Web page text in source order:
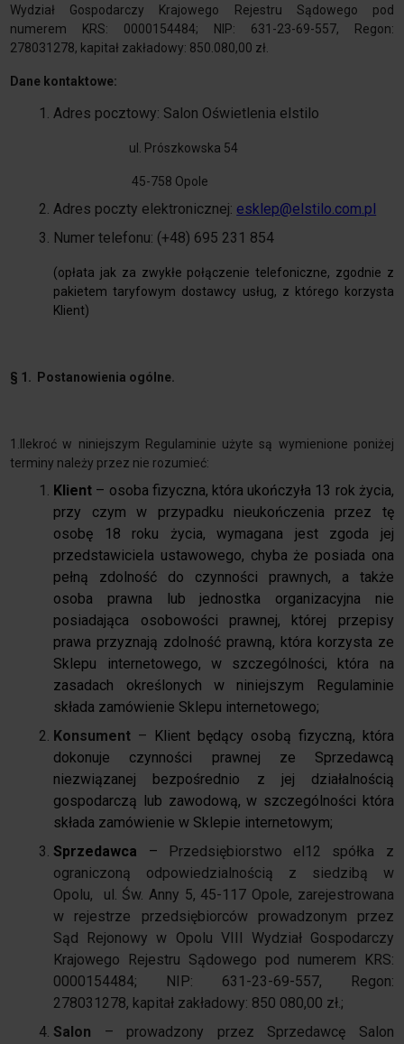
Wydział Gospodarczy Krajowego Rejestru Sądowego pod
numerem KRS: 0000154484; NIP: 631-23-69-557, Regon:
278031278, kapitał zakładowy: 850.080,00 zł.
Dane kontaktowe:
Adres pocztowy: Salon Oświetlenia elstilo
ul. Prószkowska 54
45-758 Opole
Adres poczty elektronicznej: esklep@elstilo.com.pl
Numer telefonu: (+48) 695 231 854
(opłata jak za zwykłe połączenie telefoniczne, zgodnie z
pakietem taryfowym dostawcy usług, z którego korzysta
Klient)
§ 1. Postanowienia ogólne.
1.Ilekroć w niniejszym Regulaminie użyte są wymienione poniżej
terminy należy przez nie rozumieć:
Klient – osoba fizyczna, która ukończyła 13 rok życia,
przy czym w przypadku nieukończenia przez tę
osobę 18 roku życia, wymagana jest zgoda jej
przedstawiciela ustawowego, chyba że posiada ona
pełną zdolność do czynności prawnych, a także
osoba prawna lub jednostka organizacyjna nie
posiadająca osobowości prawnej, której przepisy
prawa przyznają zdolność prawną, która korzysta ze
Sklepu internetowego, w szczególności, która na
zasadach określonych w niniejszym Regulaminie
składa zamówienie Sklepu internetowego;
Konsument –
Klient będący osobą fizyczną, która
dokonuje czynności prawnej ze Sprzedawcą
niezwiązanej bezpośrednio z jej działalnością
gospodarczą lub zawodową, w szczególności która
składa zamówienie w Sklepie internetowym;
Sprzedawca –
Przedsiębiorstwo el12 spółka z
ograniczoną odpowiedzialnością z siedzibą w
Opolu, ul. Św. Anny 5, 45-117 Opole, zarejestrowana
w rejestrze przedsiębiorców prowadzonym przez
Sąd Rejonowy w Opolu VIII Wydział Gospodarczy
Krajowego Rejestru Sądowego pod numerem KRS:
0000154484; NIP: 631-23-69-557, Regon:
278031278, kapitał zakładowy: 850 080,00 zł.;
Salon – prowadzony przez Sprzedawcę Salon